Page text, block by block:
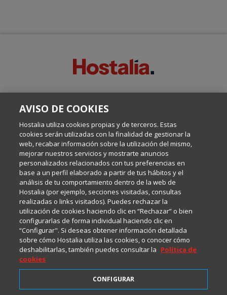
Escrito por el equipo de Comunicación de Hostalia, dirigido por
Internet y Tecnología.
Política de privacidad
Política de cookies
Aviso legal
AVISO DE COOKIES
Hostalia utiliza cookies propias y de terceros. Estas
cookies serán utilizadas con la finalidad de gestionar la
web, recabar información sobre la utilización del mismo,
mejorar nuestros servicios y mostrarte anuncios
personalizados relacionados con tus preferencias en
base a un perfil elaborado a partir de tus hábitos y el
análisis de tu comportamiento dentro de la web de
Hostalia (por ejemplo, secciones visitadas, consultas
realizadas o links visitados). Puedes rechazar la
utilización de cookies haciendo clic en “Rechazar” o bien
configurarlas de forma individual haciendo clic en
“Configurar". Si deseas obtener información detallada
sobre cómo Hostalia utiliza las cookies, o conocer cómo
deshabilitarlas, también puedes consultar la Política de
cookies
CONFIGURAR